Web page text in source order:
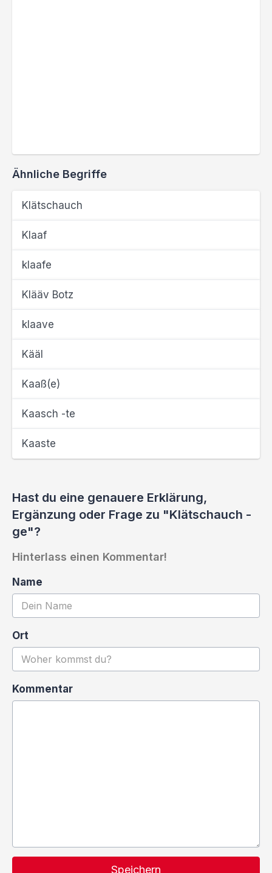
Ähnliche Begriffe
Klätschauch
Klaaf
klaafe
Klääv Botz
klaave
Kääl
Kaaß(e)
Kaasch -te
Kaaste
Hast du eine genauere Erklärung,
Ergänzung oder Frage zu "Klätschauch -
ge"?
Hinterlass einen Kommentar!
Name
Ort
Kommentar
Speichern